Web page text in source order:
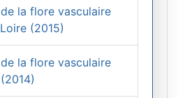
la flore vasculaire
(2015)
la flore vasculaire